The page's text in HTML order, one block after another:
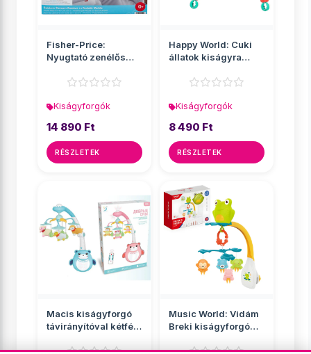
Fisher-Price:
Nyugtató zenélős
Ma...
Kiságyforgók
14 890 Ft
RÉSZLETEK
Happy World: Cuki
állatok kiságyra
Kiságyforgók
8 490 Ft
RÉSZLETEK
Macis kiságyforgó
távirányítóval kétféle
Music World: Vidám
Breki kiságyforgó